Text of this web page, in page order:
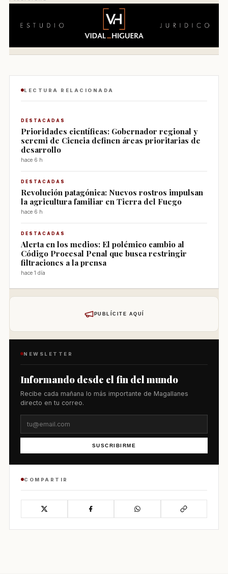
LECTURA RELACIONADA
DESTACADAS
Prioridades científicas: Gobernador regional y
seremi de Ciencia definen áreas prioritarias de
desarrollo
hace 6 h
DESTACADAS
Revolución patagónica: Nuevos rostros impulsan
la agricultura familiar en Tierra del Fuego
hace 6 h
DESTACADAS
Alerta en los medios: El polémico cambio al
Código Procesal Penal que busca restringir
filtraciones a la prensa
hace 1 día
PUBLÍCITE AQUÍ
NEWSLETTER
Informando desde el fin del mundo
Recibe cada mañana lo más importante de Magallanes
directo en tu correo.
SUSCRIBIRME
COMPARTIR